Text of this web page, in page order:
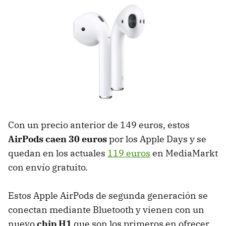
Con un precio anterior de 149 euros, estos
AirPods caen 30 eurospor los Apple Days y se
quedan en los actuales 119 euros en MediaMarkt
con envío gratuito.
Estos Apple AirPods de segunda generación se
conectan mediante Bluetooth y vienen con un